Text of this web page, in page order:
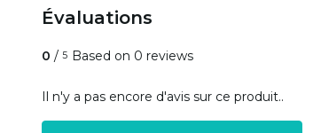
Évaluations
0 / 5 Based on 0 reviews
Il n'y a pas encore d'avis sur ce produit..